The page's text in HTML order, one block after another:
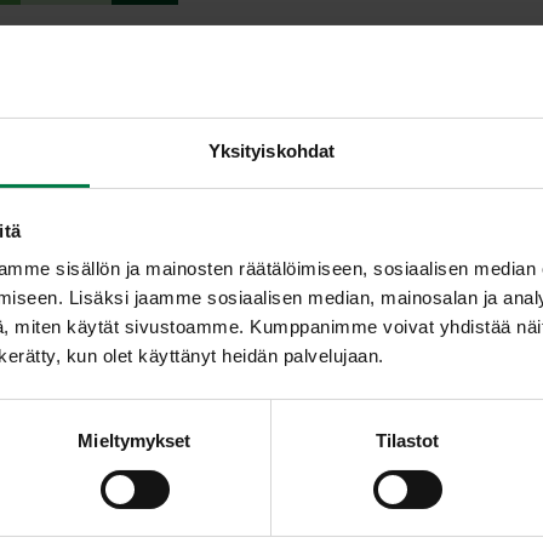
Yksityiskohdat
sisällön ja mainosten räätälöimiseen, sosiaalisen
Lisäksi jaamme sosiaalisen median, mainosalan ja
miten käytät sivustoamme. Kumppanimme voivat yhdistää
kun olet käyttänyt heidän palvelujaan.
Mieltymykset Tilastot
ananasta
tai isoa omenaa
vaaleaa tai
sisus. Paloittele
Halkaise kurkku
minuutin ajan koko ajan
Nostele ainekset
annos kookoshiutaleilla.